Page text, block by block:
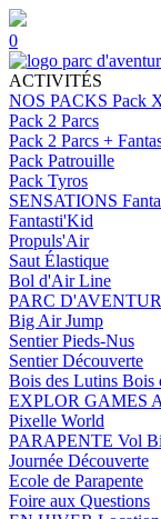
0
ACTIVITÉS
NOS PACKS Pack
Pack 2 Parcs
Pack 2 Parcs +
Pack Patrouille
Pack Tyros
SENSATIONS
Fantasti'Kid
Propuls'Air
Saut Élastique
Bol d'Air Line
PARC
Big Air Jump
Sentier Pieds-Nus
Sentier Découverte
Bois des Lutins Bois
EXPLOR GAMES
Pixelle World
PARAPENTE Vol
Journée Découverte
Ecole de Parapente
Foire aux Questions